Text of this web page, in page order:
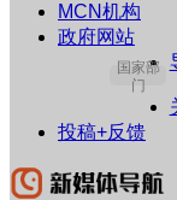
MCN机构
政府网站
国家部
门
投稿+反馈